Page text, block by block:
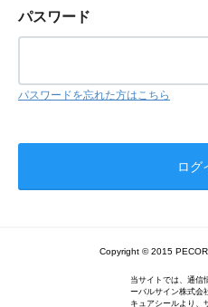
パスワード
パスワードを忘れた方はこちら
Copyright © 2015
当サイトでは、通信
ーバルサイン株式会
キュアシールより、